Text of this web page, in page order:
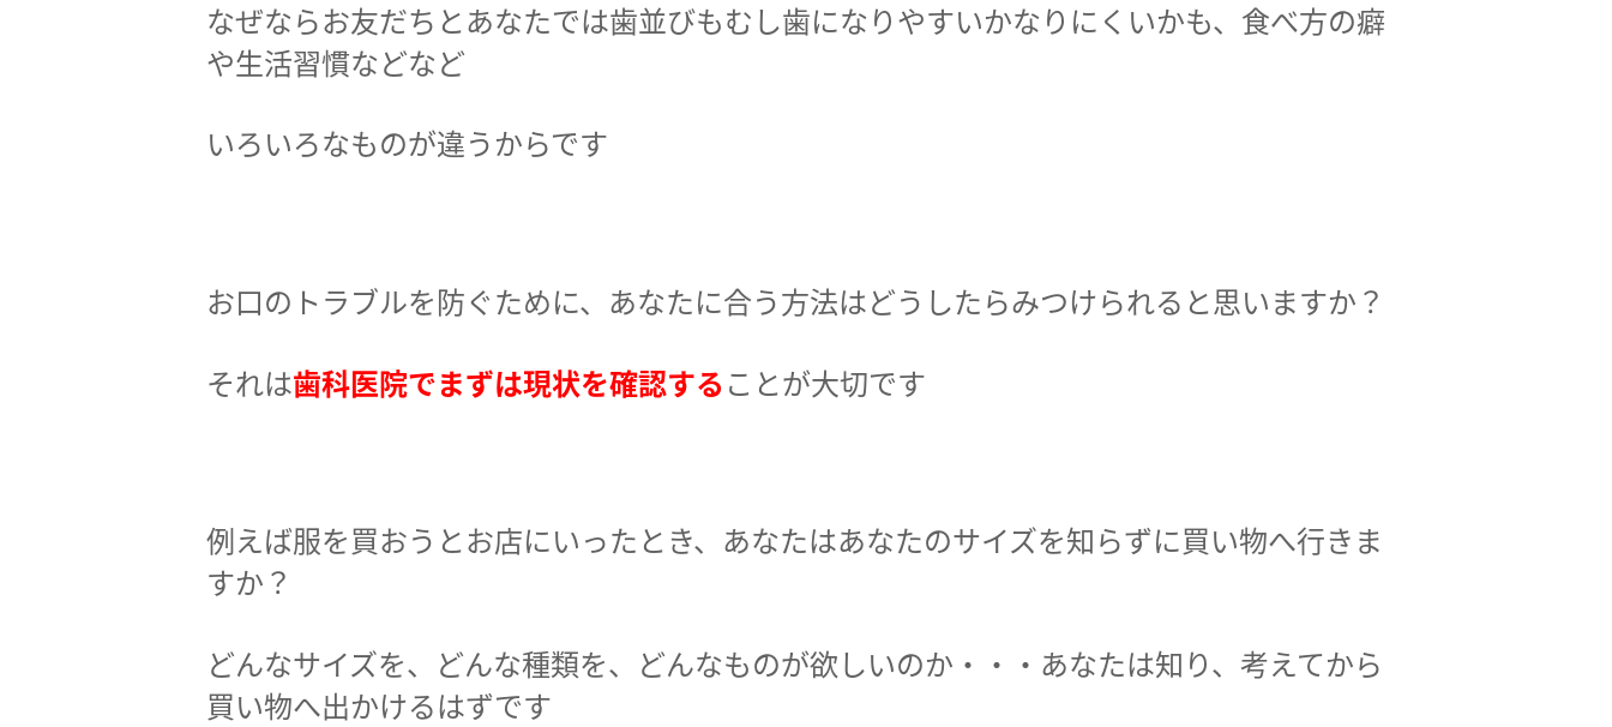
なぜならお友だちとあなたでは歯並びもむし歯になりやすいかなりにくいかも、食べ方の癖
や生活習慣などなど
いろいろなものが違うからです
お口のトラブルを防ぐために、あなたに合う方法はどうしたらみつけられると思いますか？
それは歯科医院でまずは現状を確認する ことが大切です
例えば服を買おうとお店にいったとき、あなたはあなたのサイズを知らずに買い物へ行きま
すか？
どんなサイズを、どんな種類を、どんなものが欲しいのか・・・あなたは知り、考えてから
買い物へ出かけるはずです